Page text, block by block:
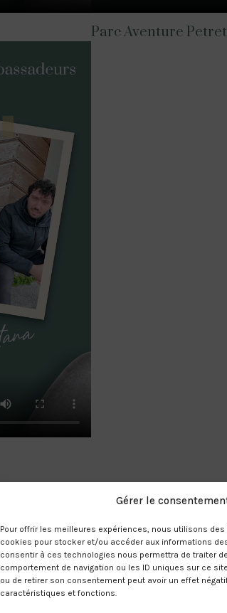
Gérer le
Pour offrir les meilleures expériences, nous utilisons
cookies pour stocker et/ou accéder aux informations
consentir à ces technologies nous permettra de traiter
comportement de navigation ou les ID uniques sur ce
ou de retirer son consentement peut avoir un effet
caractéristiques et fonctions.
Parc Aventure